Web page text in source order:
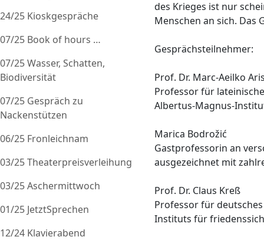
24/25 Kioskgespräche
07/25 Book of hours …
07/25 Wasser, Schatten,
Biodiversität
07/25 Gespräch zu
Nackenstützen
06/25 Fronleichnam
03/25 Theaterpreisverleihung
03/25 Aschermittwoch
01/25 JetztSprechen
12/24 Klavierabend
des Krieges ist nur
Menschen an sich. Das
Gesprächsteilnehmer:
Prof. Dr. Marc-Aeilko
Professor für
Albertus-Magnus-
Marica Bodrožić
Gastprofessorin an
ausgezeichnet mit
Prof. Dr. Claus Kreß
Professor für
Instituts für